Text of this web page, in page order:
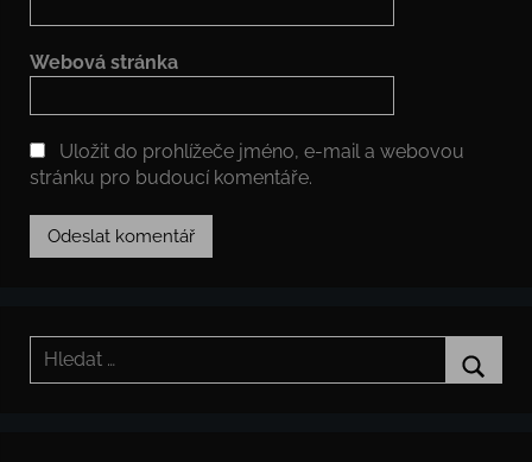
Webová stránka
Uložit do prohlížeče jméno, e-mail a webovou
stránku pro budoucí komentáře.
Hledat: